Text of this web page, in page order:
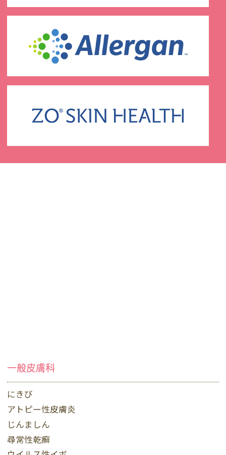
一般皮膚科
にきび
アトピー性皮膚炎
じんましん
尋常性乾癬